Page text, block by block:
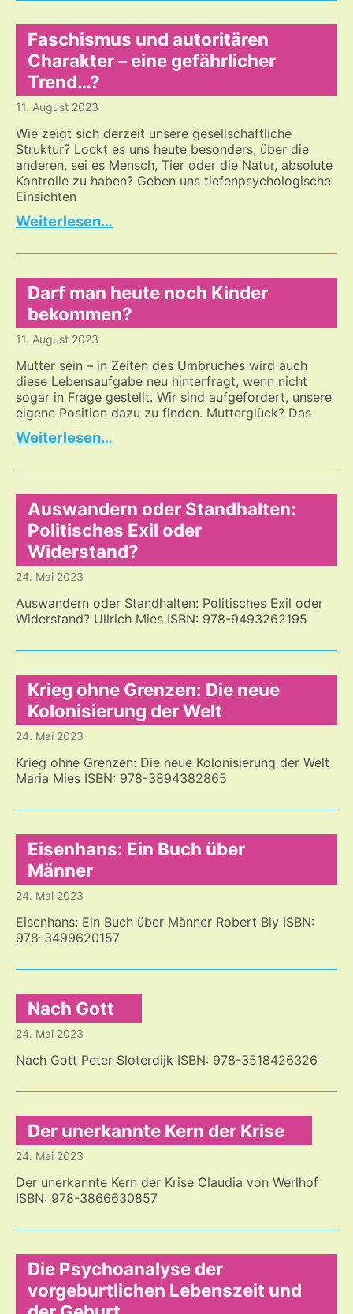
Ukraine
–
Streumunition,
Faschismus und autoritären
Charakter – eine gefährlicher
Trend…?
11. August 2023
Wie zeigt sich derzeit unsere gesellschaftliche
Struktur? Lockt es uns heute besonders, über die
anderen, sei es Mensch, Tier oder die Natur, absolute
Kontrolle zu haben? Geben uns tiefenpsychologische
Einsichten
…
autoritären
–
eine
gefährlicher
Darf man heute noch Kinder
bekommen?
11. August 2023
Mutter sein – in Zeiten des Umbruches wird auch
diese Lebensaufgabe neu hinterfragt, wenn nicht
sogar in Frage gestellt. Wir sind aufgefordert, unsere
eigene Position dazu zu finden. Mutterglück? Das
…
heute
Kinder
bekommen?
Auswandern oder Standhalten:
Politisches Exil oder
Widerstand?
24. Mai 2023
Auswandern oder Standhalten: Politisches Exil oder
Widerstand? Ullrich Mies ISBN: 978-9493262195
Krieg ohne Grenzen: Die neue
Kolonisierung der Welt
24. Mai 2023
Krieg ohne Grenzen: Die neue Kolonisierung der Welt
Maria Mies ISBN: 978-3894382865
Eisenhans: Ein Buch über
Männer
24. Mai 2023
Eisenhans: Ein Buch über Männer Robert Bly ISBN:
978-3499620157
Nach Gott
24. Mai 2023
Nach Gott Peter Sloterdijk ISBN: 978-3518426326
Der unerkannte Kern der Krise
24. Mai 2023
Der unerkannte Kern der Krise Claudia von Werlhof
ISBN: 978-3866630857
Die Psychoanalyse der
vorgeburtlichen Lebenszeit und